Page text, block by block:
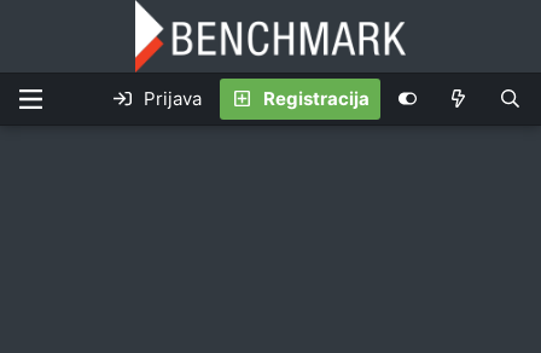
Prijava Registracija